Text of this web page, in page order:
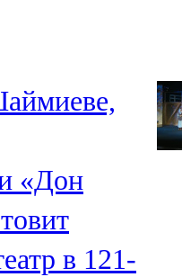
«Дон
в 121-